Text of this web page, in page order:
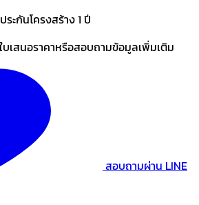
ระกันโครงสร้าง 1 ปี
เสนอราคาหรือสอบถามข้อมูลเพิ่มเติม
สอบถามผ่าน LINE